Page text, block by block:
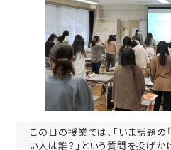
この日の授業では、「いま話題の
い人は誰？」という質問を投げか